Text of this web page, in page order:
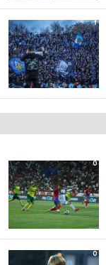
1
0
0